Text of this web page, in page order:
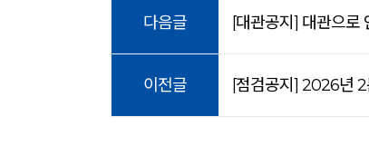
다음글 [대관공지] 대관으로
이전글 [점검공지] 2026년